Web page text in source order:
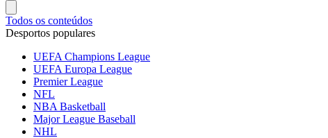
Todos os conteúdos
Desportos populares
UEFA Champions League
UEFA Europa League
Premier League
NFL
NBA Basketball
Major League Baseball
NHL